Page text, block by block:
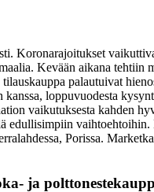
Koronarajoitukset
Kevään aikana
palautuivat
loppuvuodesta
vaikutuksesta kahden
Porissa.
ja